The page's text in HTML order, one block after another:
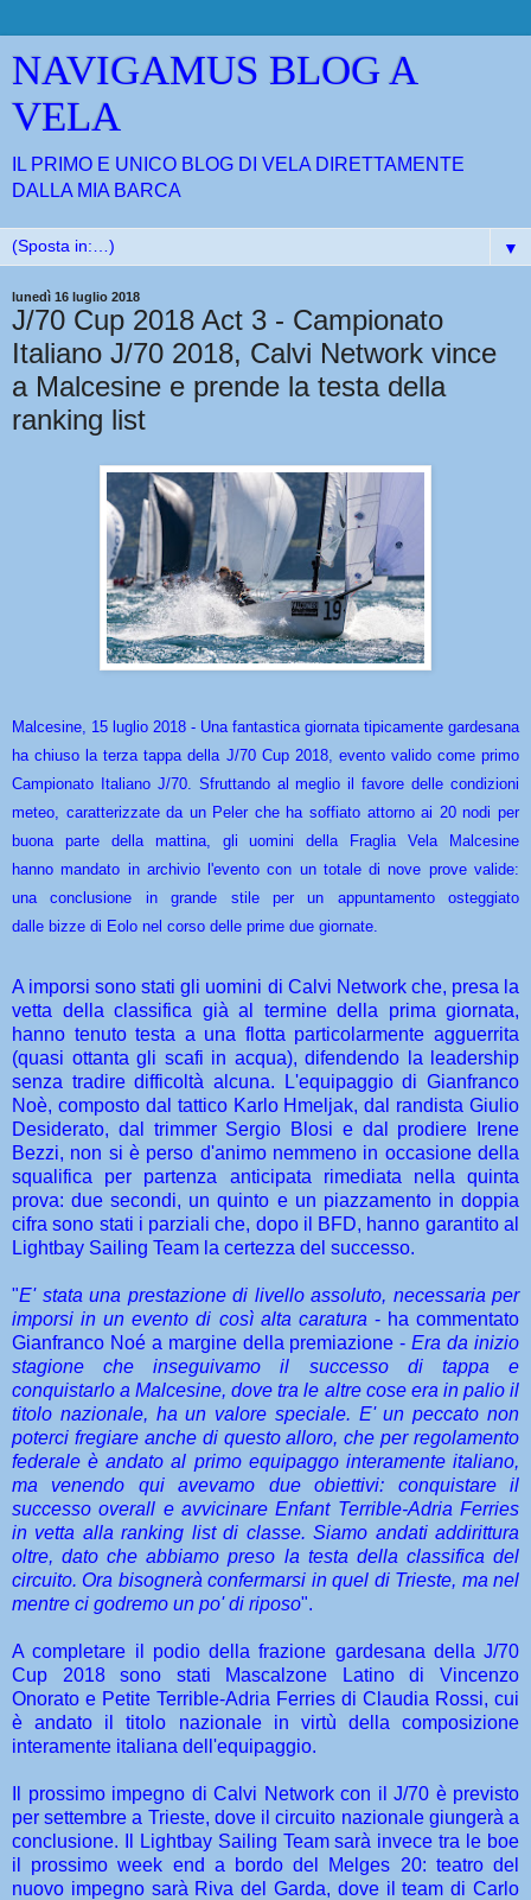
NAVIGAMUS BLOG A
VELA
IL PRIMO E UNICO BLOG DI VELA DIRETTAMENTE
DALLA MIA BARCA
▼
lunedì 16 luglio 2018
J/70 Cup 2018 Act 3 - Campionato
Italiano J/70 2018, Calvi Network vince
a Malcesine e prende la testa della
ranking list
Malcesine, 15 luglio 2018 - Una fantastica giornata tipicamente gardesana
ha chiuso la terza tappa della J/70 Cup 2018, evento valido come primo
Campionato Italiano J/70. Sfruttando al meglio il favore delle condizioni
meteo, caratterizzate da un Peler che ha soffiato attorno ai 20 nodi per
buona parte della mattina, gli uomini della Fraglia Vela Malcesine
hanno mandato in archivio l'evento con un totale di nove prove valide:
una conclusione in grande stile per un appuntamento osteggiato
dalle bizze di Eolo nel corso delle prime due giornate.
A imporsi sono stati gli uomini di Calvi Network che, presa la
vetta della classifica già al termine della prima giornata,
hanno tenuto testa a una flotta particolarmente agguerrita
(quasi ottanta gli scafi in acqua), difendendo la leadership
senza tradire difficoltà alcuna. L'equipaggio di Gianfranco
Noè, composto dal tattico Karlo Hmeljak, dal randista Giulio
Desiderato, dal trimmer Sergio Blosi e dal prodiere Irene
Bezzi, non si è perso d'animo nemmeno in occasione della
squalifica per partenza anticipata rimediata nella quinta
prova: due secondi, un quinto e un piazzamento in doppia
cifra sono stati i parziali che, dopo il BFD, hanno garantito al
Lightbay Sailing Team la certezza del successo.
"E' stata una prestazione di livello assoluto, necessaria per
imporsi in un evento di così alta caratura - ha commentato
Gianfranco Noé a margine della premiazione -Era da inizio
stagione che inseguivamo il successo di tappa e
conquistarlo a Malcesine, dove tra le altre cose era in palio il
titolo nazionale, ha un valore speciale. E' un peccato non
poterci fregiare anche di questo alloro, che per regolamento
federale è andato al primo equipaggo interamente italiano,
ma venendo qui avevamo due obiettivi: conquistare il
successo overall e avvicinare Enfant Terrible-Adria Ferries
in vetta alla ranking list di classe. Siamo andati addirittura
oltre, dato che abbiamo preso la testa della classifica del
circuito. Ora bisognerà confermarsi in quel di Trieste, ma nel
mentre ci godremo un po' di riposo".
A completare il podio della frazione gardesana della J/70
Cup 2018 sono stati Mascalzone Latino di Vincenzo
Onorato e Petite Terrible-Adria Ferries di Claudia Rossi, cui
è andato il titolo nazionale in virtù della composizione
interamente italiana dell'equipaggio.
Il prossimo impegno di Calvi Network con il J/70 è previsto
per settembre a Trieste, dove il circuito nazionale giungerà a
conclusione. Il Lightbay Sailing Team sarà invece tra le boe
il prossimo week end a bordo del Melges 20: teatro del
nuovo impegno sarà Riva del Garda, dove il team di Carlo